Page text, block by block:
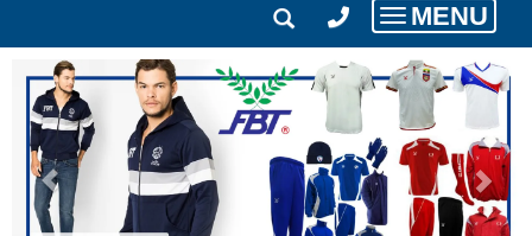
Toggle
navigation
MENU